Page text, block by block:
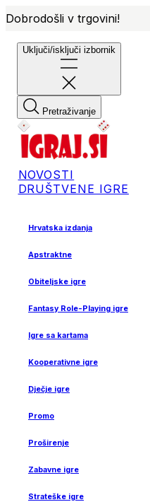
Dobrodošli v trgovini!
Uključi/isključi izbornik
Pretraživanje
NOVOSTI
DRUŠTVENE IGRE
Hrvatska izdanja
Apstraktne
Obiteljske igre
Fantasy Role-Playing igre
Igre sa kartama
Kooperativne igre
Dječje igre
Promo
Proširenje
Zabavne igre
Strateške igre